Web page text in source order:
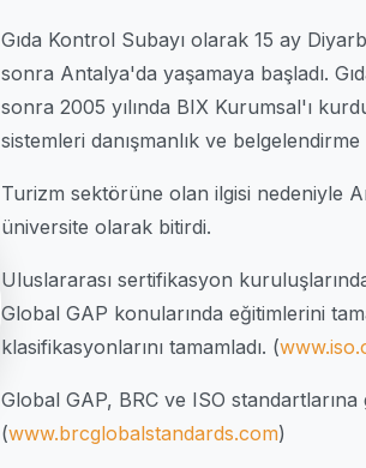
Gıda Kontrol Subayı olarak 15 ay
sonra Antalya'da yaşamaya başladı.
sonra 2005 yılında BIX Kurumsal'ı
sistemleri danışmanlık ve
Turizm sektörüne olan ilgisi nedeniyle
üniversite olarak bitirdi.
Uluslararası sertifikasyon
Global GAP konularında eğitimlerini
klasifikasyonlarını tamamladı. (
Global GAP, BRC ve ISO
(www.brcglobalstandards.com)